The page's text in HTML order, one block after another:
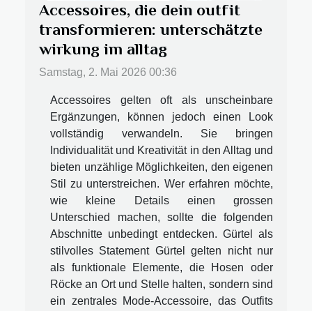
Accessoires, die dein outfit
transformieren: unterschätzte
wirkung im alltag
Samstag, 2. Mai 2026 00:36
Accessoires gelten oft als unscheinbare
Ergänzungen, können jedoch einen Look
vollständig verwandeln. Sie bringen
Individualität und Kreativität in den Alltag und
bieten unzählige Möglichkeiten, den eigenen
Stil zu unterstreichen. Wer erfahren möchte,
wie kleine Details einen grossen
Unterschied machen, sollte die folgenden
Abschnitte unbedingt entdecken. Gürtel als
stilvolles Statement Gürtel gelten nicht nur
als funktionale Elemente, die Hosen oder
Röcke an Ort und Stelle halten, sondern sind
ein zentrales Mode-Accessoire, das Outfits